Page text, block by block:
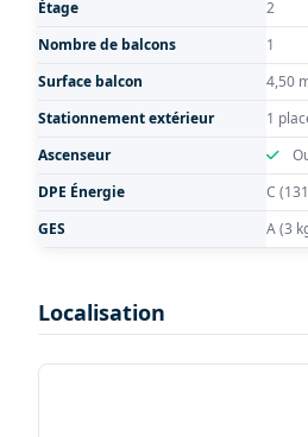
Étage
2
Nombre de balcons
1
Surface balcon
4,50
Stationnement extérieur
1
Ascenseur
DPE Énergie
C
GES
A (3
Localisation